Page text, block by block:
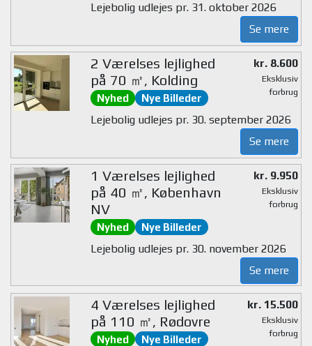
Lejebolig udlejes pr. 31. oktober 2026
Se mere
2 Værelses lejlighed
på 70 ㎡, Kolding
Nyhed Nye Billeder
kr. 8.600
Eksklusiv
forbrug
Lejebolig udlejes pr. 30. september 2026
Se mere
1 Værelses lejlighed
på 40 ㎡, København
NV
Nyhed Nye Billeder
kr. 9.950
Eksklusiv
forbrug
Lejebolig udlejes pr. 30. november 2026
Se mere
4 Værelses lejlighed
på 110 ㎡, Rødovre
Nyhed Nye Billeder
kr. 15.500
Eksklusiv
forbrug